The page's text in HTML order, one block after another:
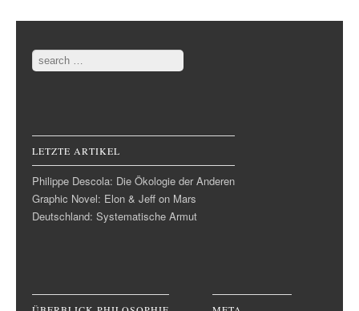
Post navigation
Search
LETZTE ARTIKEL
Philippe Descola: Die Ökologie der Anderen
Graphic Novel: Elon & Jeff on Mars
Deutschland: Systematische Armut